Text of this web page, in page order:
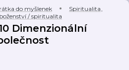
do myšlenek Spiritualita,
/ spiritualita
Dimenzionální